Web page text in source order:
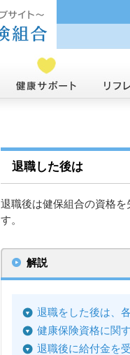
退職した後は
退職後は健保組合の資格
す。
解説
退職をした後は、
健康保険資格に関
退職後に給付金を